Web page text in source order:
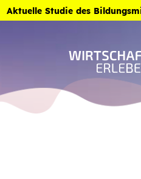
Zum Inhalt der Seite springen
Aktuelle Studie des